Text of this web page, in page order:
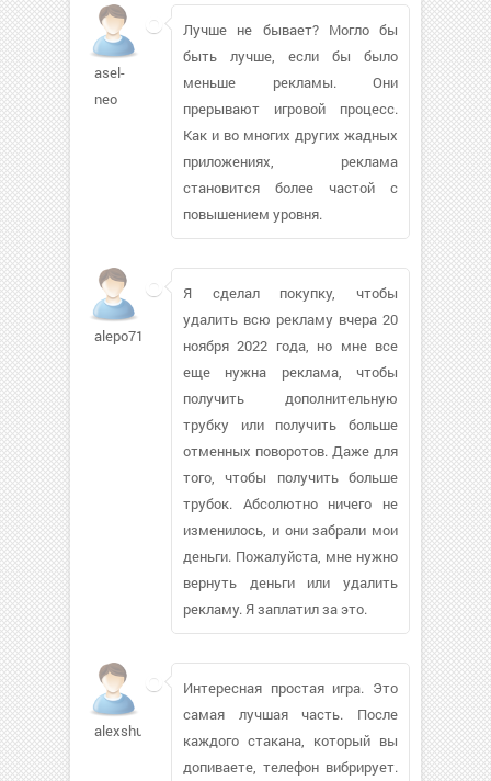
asel-
neo
Лучше не бывает? Могло бы
быть лучше, если бы было
меньше рекламы. Они
прерывают игровой процесс.
Как и во многих других жадных
приложениях, реклама
становится более частой с
повышением уровня.
alepo71
Я сделал покупку, чтобы
удалить всю рекламу вчера 20
ноября 2022 года, но мне все
еще нужна реклама, чтобы
получить дополнительную
трубку или получить больше
отменных поворотов. Даже для
того, чтобы получить больше
трубок. Абсолютно ничего не
изменилось, и они забрали мои
деньги. Пожалуйста, мне нужно
вернуть деньги или удалить
рекламу. Я заплатил за это.
alexshus13
Интересная простая игра. Это
самая лучшая часть. После
каждого стакана, который вы
допиваете, телефон вибрирует.